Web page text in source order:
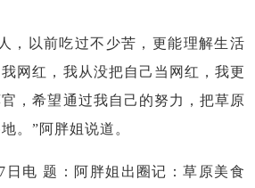
，以前吃过不少苦，更能理解生活
网红，我从没把自己当网红，我更
，希望通过我自己的努力，把草原
。”阿胖姐说道。
日电 题：阿胖姐出圈记：草原美食